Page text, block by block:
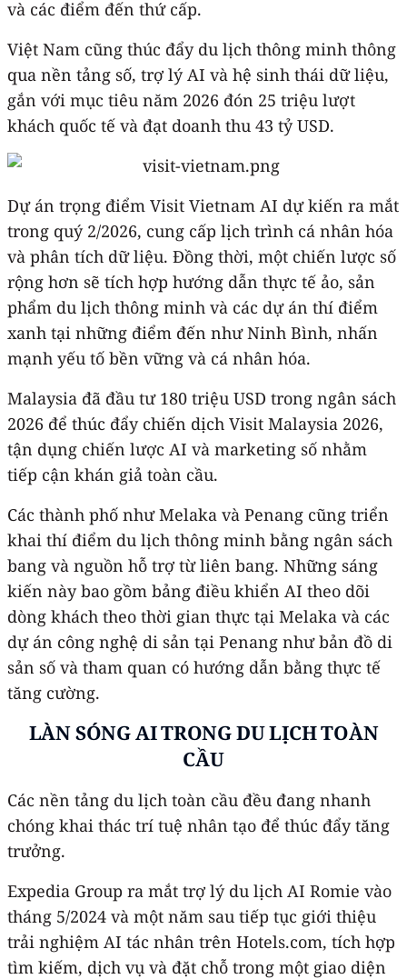
và các điểm đến thứ cấp.
Việt Nam cũng thúc đẩy du lịch thông minh thông
qua nền tảng số, trợ lý AI và hệ sinh thái dữ liệu,
gắn với mục tiêu năm 2026 đón 25 triệu lượt
khách quốc tế và đạt doanh thu 43 tỷ USD.
Dự án trọng điểm Visit Vietnam AI dự kiến ra mắt
trong quý 2/2026, cung cấp lịch trình cá nhân hóa
và phân tích dữ liệu. Đồng thời, một chiến lược số
rộng hơn sẽ tích hợp hướng dẫn thực tế ảo, sản
phẩm du lịch thông minh và các dự án thí điểm
xanh tại những điểm đến như Ninh Bình, nhấn
mạnh yếu tố bền vững và cá nhân hóa.
Malaysia đã đầu tư 180 triệu USD trong ngân sách
2026 để thúc đẩy chiến dịch Visit Malaysia 2026,
tận dụng chiến lược AI và marketing số nhằm
tiếp cận khán giả toàn cầu.
Các thành phố như Melaka và Penang cũng triển
khai thí điểm du lịch thông minh bằng ngân sách
bang và nguồn hỗ trợ từ liên bang. Những sáng
kiến này bao gồm bảng điều khiển AI theo dõi
dòng khách theo thời gian thực tại Melaka và các
dự án công nghệ di sản tại Penang như bản đồ di
sản số và tham quan có hướng dẫn bằng thực tế
tăng cường.
LÀN SÓNG AI TRONG DU LỊCH TOÀN
CẦU
Các nền tảng du lịch toàn cầu đều đang nhanh
chóng khai thác trí tuệ nhân tạo để thúc đẩy tăng
trưởng.
Expedia Group ra mắt trợ lý du lịch AI Romie vào
tháng 5/2024 và một năm sau tiếp tục giới thiệu
trải nghiệm AI tác nhân trên Hotels.com, tích hợp
tìm kiếm, dịch vụ và đặt chỗ trong một giao diện